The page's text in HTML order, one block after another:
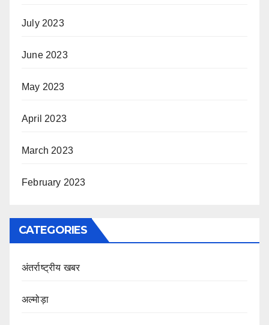
July 2023
June 2023
May 2023
April 2023
March 2023
February 2023
CATEGORIES
अंतर्राष्ट्रीय खबर
अल्मोड़ा